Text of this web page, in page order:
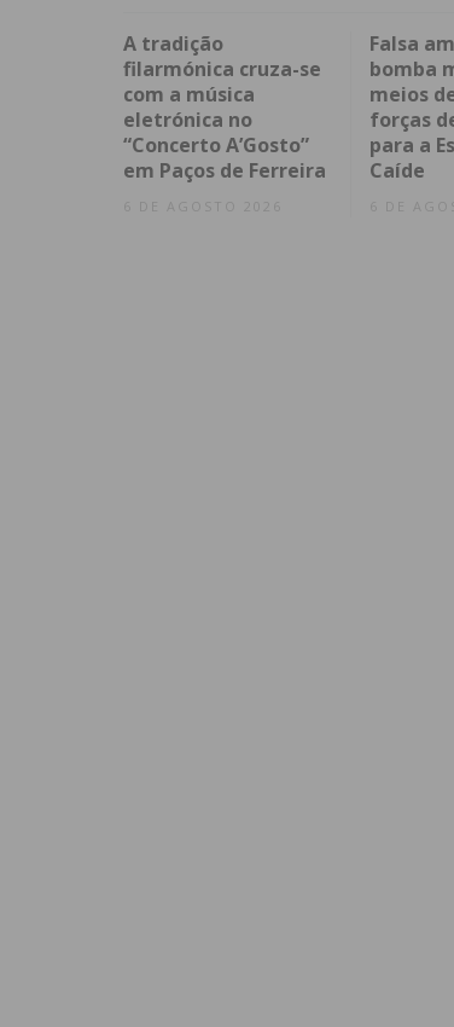
A tradição
filarmónica cruza-se
com a música
eletrónica no
“Concerto A’Gosto”
em Paços de Ferreira
6 DE AGOSTO 2026
Falsa
bomba
meios
forças
para a
Caíde
6 DE